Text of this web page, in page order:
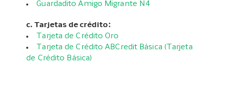
Guardadito Amigo Migrante N4
c. Tarjetas de crédito:
Tarjeta de Crédito Oro
Tarjeta de Crédito ABCredit Básica (Tarjeta
de Crédito Básica)